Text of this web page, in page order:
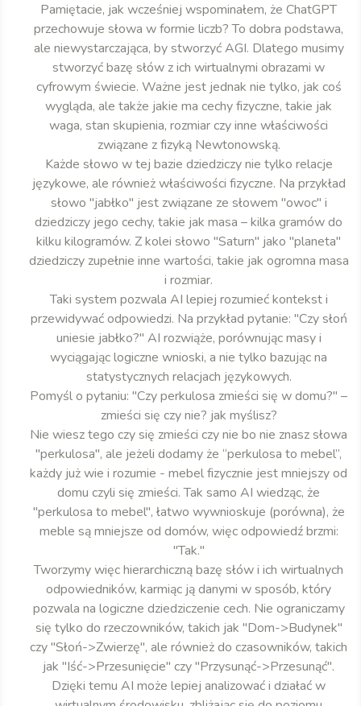
Pamiętacie, jak wcześniej wspominałem, że ChatGPT
przechowuje słowa w formie liczb? To dobra podstawa,
ale niewystarczająca, by stworzyć AGI. Dlatego musimy
stworzyć bazę słów z ich wirtualnymi obrazami w
cyfrowym świecie. Ważne jest jednak nie tylko, jak coś
wygląda, ale także jakie ma cechy fizyczne, takie jak
waga, stan skupienia, rozmiar czy inne właściwości
związane z fizyką Newtonowską.
Każde słowo w tej bazie dziedziczy nie tylko relacje
językowe, ale również właściwości fizyczne. Na przykład
słowo "jabłko" jest związane ze słowem "owoc" i
dziedziczy jego cechy, takie jak masa – kilka gramów do
kilku kilogramów. Z kolei słowo "Saturn" jako "planeta"
dziedziczy zupełnie inne wartości, takie jak ogromna masa
i rozmiar.
Taki system pozwala AI lepiej rozumieć kontekst i
przewidywać odpowiedzi. Na przykład pytanie: "Czy słoń
uniesie jabłko?" AI rozwiąże, porównując masy i
wyciągając logiczne wnioski, a nie tylko bazując na
statystycznych relacjach językowych.
Pomyśl o pytaniu: "Czy perkulosa zmieści się w domu?" –
zmieści się czy nie? jak myślisz?
Nie wiesz tego czy się zmieści czy nie bo nie znasz słowa
"perkulosa", ale jeżeli dodamy że “perkulosa to mebel”,
każdy już wie i rozumie - mebel fizycznie jest mniejszy od
domu czyli się zmieści. Tak samo AI wiedząc, że
"perkulosa to mebel", łatwo wywnioskuje (porówna), że
meble są mniejsze od domów, więc odpowiedź brzmi:
"Tak."
Tworzymy więc hierarchiczną bazę słów i ich wirtualnych
odpowiedników, karmiąc ją danymi w sposób, który
pozwala na logiczne dziedziczenie cech. Nie ograniczamy
się tylko do rzeczowników, takich jak "Dom->Budynek"
czy "Słoń->Zwierzę", ale również do czasowników, takich
jak "Iść->Przesunięcie" czy "Przysunąć->Przesunąć".
Dzięki temu AI może lepiej analizować i działać w